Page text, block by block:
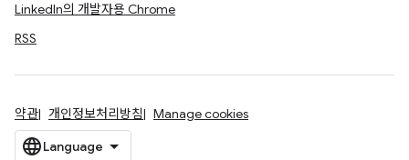
LinkedIn의 개발자용 Chrome
RSS
약관 개인정보처리방침 Manage cookies